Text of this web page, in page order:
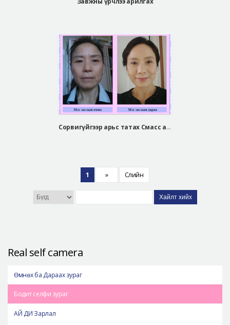
Сорвигүйгээр арьс татах Смасс арьс таталт
1 » Сүүлийн
Хайлт хийх
Real self camera
Өмнөх ба Дараах зураг
Бодит селфи зураг
АЙ ДИ Зарлал